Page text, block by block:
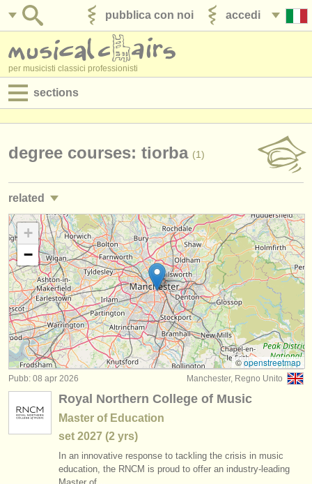
accedi
pubblica con noi
per musicisti classici professionisti
sections
jobs - amministrazione
degree courses
corsi
concorsi/premi
strumenti in vendita
strumenti rubati
elenchi:
orchestre e teatri lirici
conservatori
orchestre giovanili
degree courses: tiorba (1)
related
corsi/ masterclass chitarra classica (2)
degree courses: chitarra (9)
degree courses: liuto (1)
degree courses: early guitar (1)
concorso chitarra classica (4)
chitarra in vendita
chitarra classica smarrito (180)
+
−
©openstreetmap
Manchester, Regno Unito
Pubb: 08 apr 2026
Royal Northern College of Music
Master of Education
set 2027 (2 yrs)
In an innovative response to tackling the crisis in music
education, the RNCM is proud to offer an industry-leading